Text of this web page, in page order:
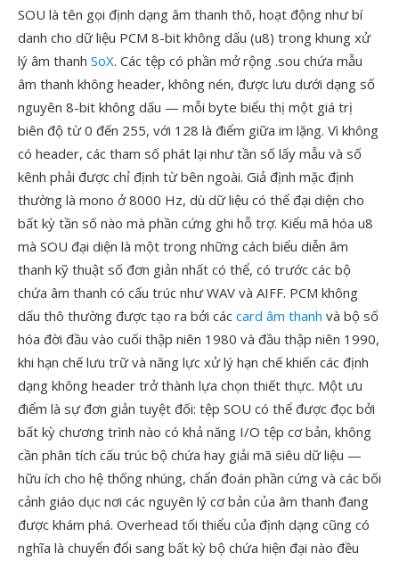
SOU là tên gọi định dạng âm thanh thô, hoạt động như bí
danh cho dữ liệu PCM 8-bit không dấu (u8) trong khung xử
lý âm thanh SoX. Các tệp có phần mở rộng .sou chứa mẫu
âm thanh không header, không nén, được lưu dưới dạng số
nguyên 8-bit không dấu — mỗi byte biểu thị một giá trị
biên độ từ 0 đến 255, với 128 là điểm giữa im lặng. Vì không
có header, các tham số phát lại như tần số lấy mẫu và số
kênh phải được chỉ định từ bên ngoài. Giả định mặc định
thường là mono ở 8000 Hz, dù dữ liệu có thể đại diện cho
bất kỳ tần số nào mà phần cứng ghi hỗ trợ. Kiểu mã hóa u8
mà SOU đại diện là một trong những cách biểu diễn âm
thanh kỹ thuật số đơn giản nhất có thể, có trước các bộ
chứa âm thanh có cấu trúc như WAV và AIFF. PCM không
dấu thô thường được tạo ra bởi các card âm thanh và bộ số
hóa đời đầu vào cuối thập niên 1980 và đầu thập niên 1990,
khi hạn chế lưu trữ và năng lực xử lý hạn chế khiến các định
dạng không header trở thành lựa chọn thiết thực. Một ưu
điểm là sự đơn giản tuyệt đối: tệp SOU có thể được đọc bởi
bất kỳ chương trình nào có khả năng I/O tệp cơ bản, không
cần phân tích cấu trúc bộ chứa hay giải mã siêu dữ liệu —
hữu ích cho hệ thống nhúng, chẩn đoán phần cứng và các bối
cảnh giáo dục nơi các nguyên lý cơ bản của âm thanh đang
được khám phá. Overhead tối thiểu của định dạng cũng có
nghĩa là chuyển đổi sang bất kỳ bộ chứa hiện đại nào đều